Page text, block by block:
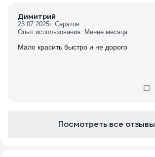
Димитрий
23.07.2025г. Саратов
Опыт использования: Менее месяца
Мало красить быстро и не дорого
Посмотреть все отзывы